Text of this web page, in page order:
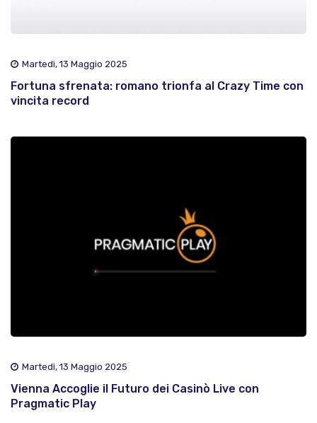
Martedì, 13 Maggio 2025
Fortuna sfrenata: romano trionfa al Crazy Time con
vincita record
Martedì, 13 Maggio 2025
Vienna Accoglie il Futuro dei Casinò Live con
Pragmatic Play